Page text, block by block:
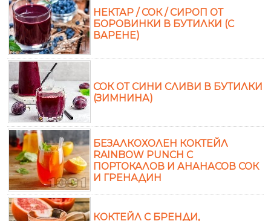
НЕКТАР / СОК / СИРОП ОТ
БОРОВИНКИ В БУТИЛКИ (С
ВАРЕНЕ)
СОК ОТ СИНИ СЛИВИ В БУТИЛКИ
(ЗИМНИНА)
БЕЗАЛКОХОЛЕН КОКТЕЙЛ
RAINBOW PUNCH С
ПОРТОКАЛОВ И АНАНАСОВ СОК
И ГРЕНАДИН
КОКТЕЙЛ С БРЕНДИ,